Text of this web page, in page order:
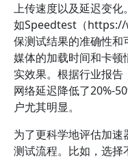
上传速度以及延迟变
如Speedtest（
保测试结果的准确性
媒体的加载时间和卡
实效果。根据行业报
网络延迟降低了20%-
户尤其明显。
为了更科学地评估加
测试流程。比如，选择